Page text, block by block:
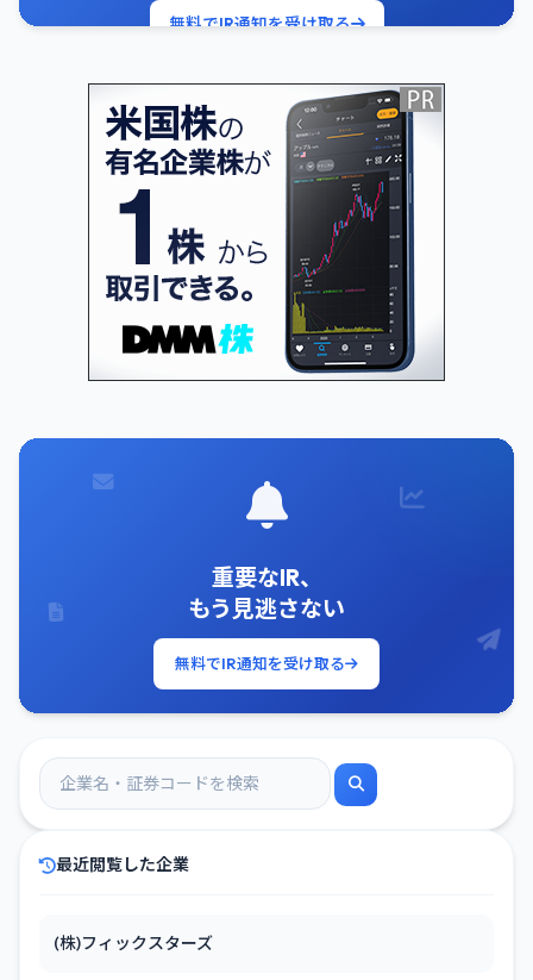
無料でIR通知を受け取る
重要なIR、
もう見逃さない
無料でIR通知を受け取る
最近閲覧した企業
(株)フィックスターズ